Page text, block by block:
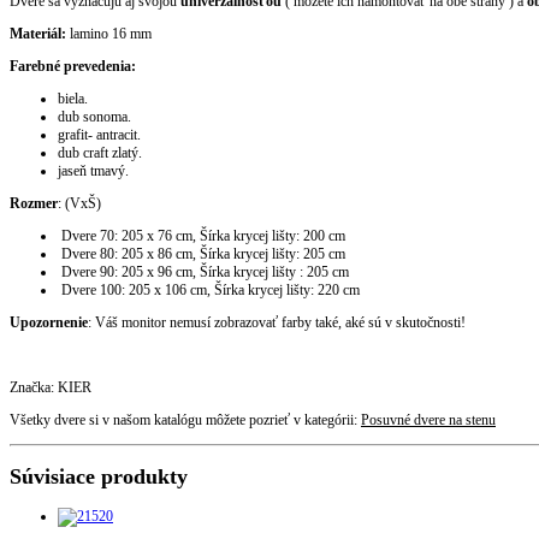
Materiál: lamino 16 mm
Farebné prevedenia:
biela.
dub sonoma.
grafit- antracit.
dub craft zlatý.
jaseň tmavý.
Rozmer: (VxŠ)
Dvere 70: 205 x 76 cm, Šírka krycej lišty: 200 cm
Dvere 80: 205 x 86 cm, Šírka krycej lišty: 205 cm
Dvere 90: 205 x 96 cm, Šírka krycej lišty : 205 cm
Dvere 100: 205 x 106 cm, Šírka krycej lišty: 220 cm
Upozornenie: Váš monitor nemusí zobrazovať farby také, aké sú v skutočnosti!
Značka: KIER
Všetky dvere si v našom katalógu môžete pozrieť v kategórii: Posuvné dvere na stenu
Súvisiace produkty